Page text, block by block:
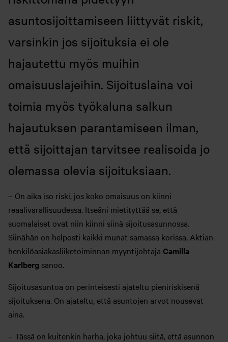
asuntosijoittamiseen liittyvät riskit,
varsinkin jos sijoituksia ei ole
hajautettu myös muihin
omaisuuslajeihin. Sijoituslaina voi
toimia myös työkaluna salkun
hajautuksen parantamiseen ilman,
että sijoittajan tarvitsee realisoida jo
olemassa olevia sijoituksiaan.
– On aika iso riski, jos koko omaisuus on kiinni
reaalivarallisuudessa. Itseäni mietityttää se, että
suomalaiset ovat niin kiinni siinä sijoitusasunnossa.
Siinähän on helposti kaikki munat samassa korissa, Aktian
henkilöasiakasliiketoiminnan myyntijohtaja Camilla
Karlberg sanoo.
Sijoitusasuntoa on perinteisesti ajateltu pieniriskisenä
sijoituksena. On ajateltu, että asuntojen arvot nousevat
aina.
– Tässä on kuitenkin harha, joka johtuu siitä, että asunnon